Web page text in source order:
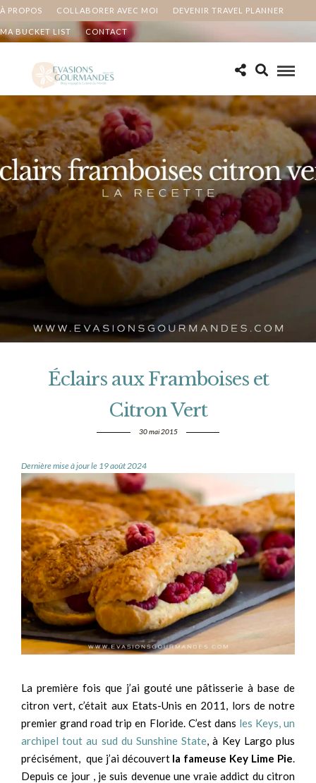
À PROPOS COLLABORER AVEC MOI DEVENIR TRAVEL PLANNER
MA BUCKET LIST CONTACT
Éclairs aux Framboises et
Citron Vert
30 mai 2015
Dernière mise à jour le 19 août 2024
La première fois que j’ai gouté une pâtisserie à base de
citron vert, c’était aux Etats-Unis en 2011, lors de notre
premier grand road trip en Floride. C’est dans les Keys, un
archipel tout au sud du Sunshine State, à Key Largo plus
précisément, que j’ai découvert la fameuse Key Lime Pie.
Depuis ce jour , je suis devenue une vraie addict du citron